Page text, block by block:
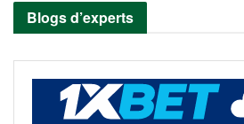
Blogs d’experts